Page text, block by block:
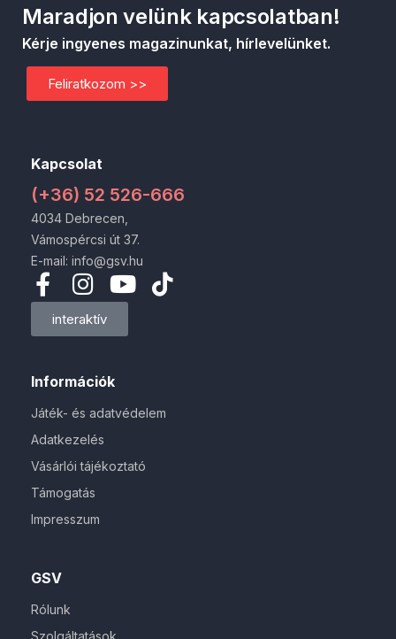
GSV
Rólunk
Információk
Játék- és adatvédelem
Adatkezelés
Vásárlói tájékoztató
Támogatás
Impresszum
Kapcsolat
(+36) 52 526-666
4034 Debrecen,
Vámospércsi út 37.
E-mail: info@gsv.hu
interaktív
Maradjon velünk kapcsolatban!
Kérje ingyenes magazinunkat, hírlevelünket.
Feliratkozom >>